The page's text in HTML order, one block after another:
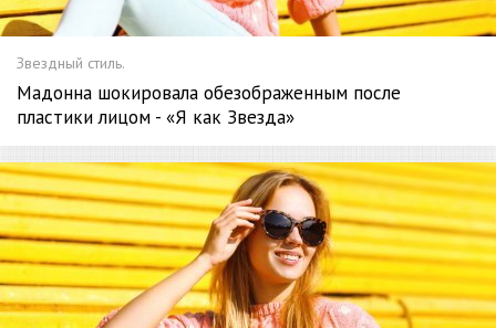
Звездный стиль.
Мадонна шокировала обезображенным после
пластики лицом - «Я как Звезда»